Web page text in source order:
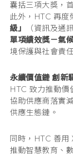
囊括三項大獎，
此外，HTC 再度
級」
（資訊及通
單項績效獎－氣
境保護與社會責
永續價值鏈 創新
HTC 致力推動價
協助供應商落實
供應生態鏈。
同時，HTC 善用
推動智慧教育、